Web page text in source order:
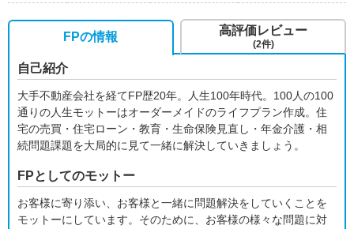
FPの情報
自己紹介
大手不動産会社を経てFP歴20年。人生100年時代。100人の100
通りの人生モットーはオーダーメイドのライフプラン作成。住
宅の売買・住宅ローン・教育・生命保険見直し・年金介護・相
続問題課題を大局的に見て一緒に解決していきましょう。
FPとしてのモットー
お客様に寄り添い、お客様と一緒に問題解決をしていくことを
モットーにしています。そのために、お客様の様々な問題に対
高評価レビュー
(2件)